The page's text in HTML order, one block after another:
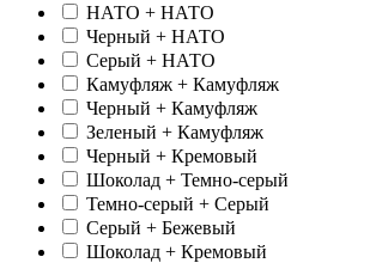
НАТО + НАТО
Черный + НАТО
Серый + НАТО
Камуфляж + Камуфляж
Черный + Камуфляж
Зеленый + Камуфляж
Черный + Кремовый
Шоколад + Темно-серый
Темно-серый + Серый
Серый + Бежевый
Шоколад + Кремовый